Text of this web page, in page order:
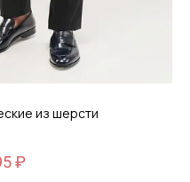
из шерсти
₽